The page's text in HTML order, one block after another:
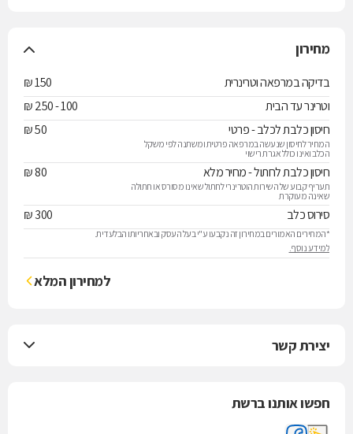
מחירון
בדיקה במרפאה וטרינרית
150 ₪
וטרינר עד הבית
100 - 250 ₪
חיסון כלבת לכלב - פרטי
המחיר לחיסון שנעשה במרפאה פרטית ומשתנה לפי משקל
הכלב ואינו כולל אגרת רישוי
50 ₪
חיסון כלבת לחתול - מחיר מלא
תעריף קבוע של השירות הוטרינרי לחתול שאינו מסורס או חתולה
שאינה מעוקרת
80 ₪
סירוס כלב 300 ₪
*המחירים האמורים במחירון זה נקבעו ע"י בעל העסק ובאחריותו הבלעדית.
למידע נוסף.
למחירון המלא
יצירת קשר
חפשו אותנו ברשת